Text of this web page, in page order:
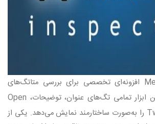
افزونه‌ای تخصصی برای بررسی متاتگ‌های
تمامی تگ‌های عنوان، توضیحات، Open
را به‌صورت ساختارمند نمایش می‌دهد. یکی از